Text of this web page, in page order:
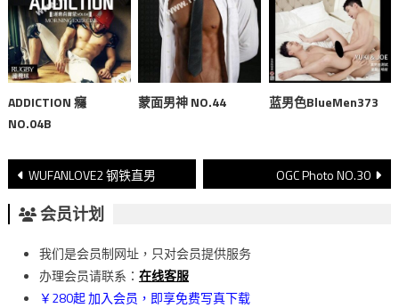
ADDICTION 癮
NO.04B
蒙面男神 NO.44 蓝男色BlueMen373
文
章
導
覽
WUFANLOVE2 钢铁直男 OGC Photo NO.30
会员计划
我们是会员制网址，只对会员提供服务
办理会员请联系： 在线客服
￥280起 加入会员，即享免费写真下载